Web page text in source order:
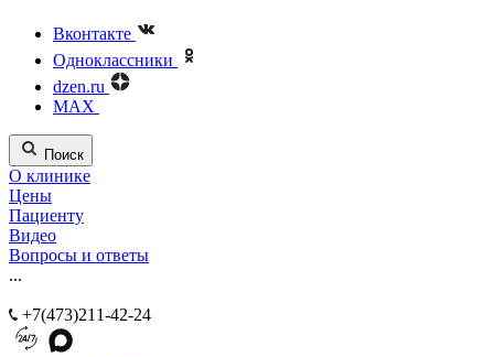
Вконтакте
Одноклассники
dzen.ru
MAX
Поиск
О клинике
Цены
Пациенту
Видео
Вопросы и ответы
...
+7(473)211-42-24